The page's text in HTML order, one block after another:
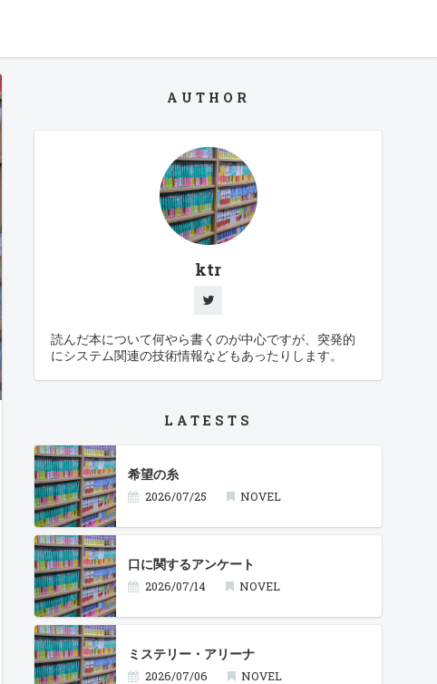
AUTHOR
ktr
読んだ本について何やら書くのが中心ですが、突発的
にシステム関連の技術情報などもあったりします。
LATESTS
希望の糸
2026/07/25 NOVEL
口に関するアンケート
2026/07/14 NOVEL
ミステリー・アリーナ
2026/07/06 NOVEL